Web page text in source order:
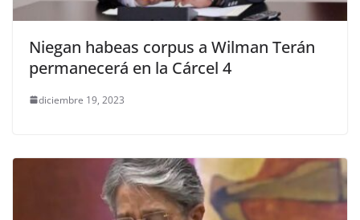
Niegan habeas corpus a Wilman Terán
permanecerá en la Cárcel 4
diciembre 19, 2023